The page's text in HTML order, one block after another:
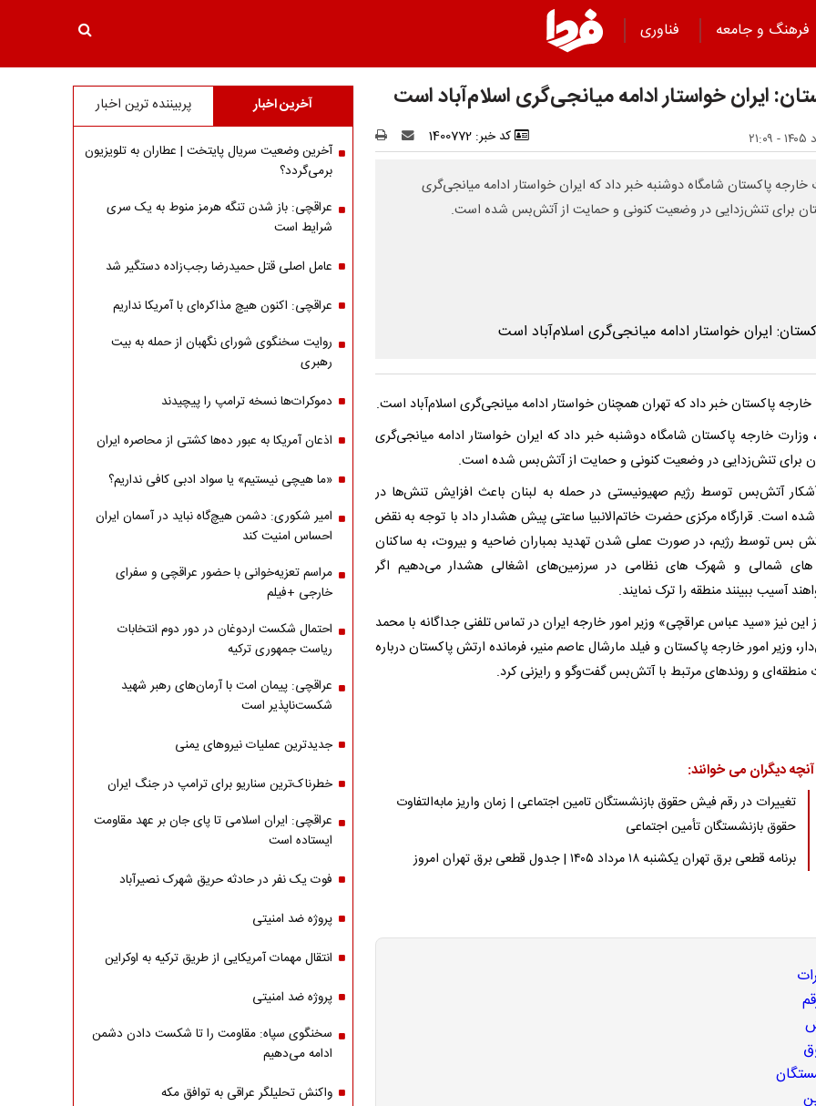
فرهنگ و جامعه فناوری
ایران خواستار ادامه میانجی‌گری اسلام‌آباد است
کد خبر: 1400772
خارجه پاکستان شامگاه دوشنبه خبر داد که ایران خواستار ادامه میانجی‌گری
برای تنش‌زدایی در وضعیت کنونی و حمایت از آتش‌بس شده است.
پاکستان خبر داد که تهران همچنان خواستار ادامه میانجی‌گری اسلام‌آباد است.
خارجه پاکستان شامگاه دوشنبه خبر داد که ایران خواستار ادامه میانجی‌گری
برای تنش‌زدایی در وضعیت کنونی و حمایت از آتش‌بس شده است.
آتش‌بس توسط رژیم صهیونیستی در حمله به لبنان باعث افزایش تنش‌ها در
است. قرارگاه مرکزی حضرت خاتم‌الانبیا ساعتی پیش هشدار داد با توجه به نقض
بس توسط رژیم، در صورت عملی شدن تهدید بمباران ضاحیه و بیروت، به ساکنان
شمالی و شهرک های نظامی در سرزمین‌های اشغالی هشدار می‌دهیم اگر
آسیب ببینند منطقه را ترک نمایند.
نیز «سید عباس عراقچی» وزیر امور خارجه ایران در تماس تلفنی جداگانه با محمد
وزیر امور خارجه پاکستان و فیلد مارشال عاصم منیر، فرمانده ارتش پاکستان درباره
منطقه‌ای و روند‌های مرتبط با آتش‌بس گفت‌وگو و رایزنی کرد.
آنچه دیگران می خوانند:
تغییرات در رقم فیش حقوق بازنشستگان تامین اجتماعی | زمان واریز مابه‌التفاوت
حقوق بازنشستگان تأمین اجتماعی
برنامه قطعی برق تهران یکشنبه ۱۸ مرداد ۱۴۰۵ | جدول قطعی برق تهران امروز
آخرین اخبار پربیننده ترین اخبار
آخرین وضعیت سریال پایتخت | عطاران به تلویزیون
برمی‌گردد؟
عراقچی: باز شدن تنگه هرمز منوط به یک سری
شرایط است
عامل اصلی قتل حمیدرضا رجب‌زاده دستگیر شد
عراقچی: اکنون هیچ مذاکره‌ای با آمریکا نداریم
روایت سخنگوی شورای نگهبان از حمله به بیت
رهبری
دموکرات‌ها نسخه ترامپ را پیچیدند
اذعان آمریکا به عبور ده‌ها کشتی از محاصره ایران
«ما هیچی نیستیم» یا سواد ادبی کافی نداریم؟
امیر شکوری: دشمن هیچ‌گاه نباید در آسمان ایران
احساس امنیت کند
مراسم تعزیه‌خوانی با حضور عراقچی و سفرای
خارجی +فیلم
احتمال شکست اردوغان در دور دوم انتخابات
ریاست جمهوری ترکیه
عراقچی: پیمان امت با آرمان‌های رهبر شهید
شکست‌ناپذیر است
جدیدترین عملیات نیروهای یمنی
خطرناک‌ترین سناریو برای ترامپ در جنگ ایران
عراقچی: ایران اسلامی تا پای جان بر عهد مقاومت
ایستاده است
فوت یک نفر در حادثه حریق شهرک نصیرآباد
پروژه ضد امنیتی
انتقال مهمات آمریکایی از طریق ترکیه به اوکراین
پروژه ضد امنیتی
سخنگوی سپاه: مقاومت را تا شکست دادن دشمن
ادامه می‌دهیم
واکنش تحلیلگر عراقی به توافق مکه